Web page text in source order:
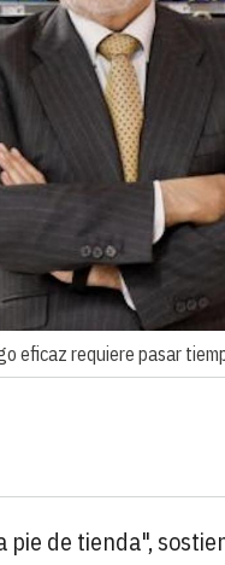
eficaz requiere pasar
de tienda",